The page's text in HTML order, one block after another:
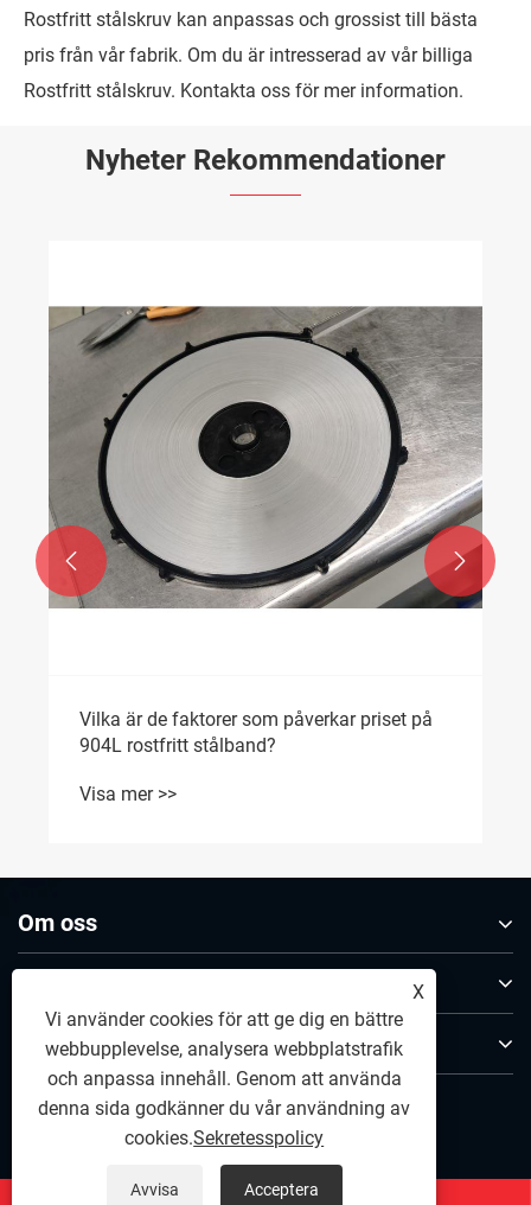
Rostfritt stålskruv kan anpassas och grossist till bästa
pris från vår fabrik. Om du är intresserad av vår billiga
Rostfritt stålskruv. Kontakta oss för mer information.
Nyheter Rekommendationer
Vilka är de faktorer som påverkar priset på
904L rostfritt stålband?
Visa mer >>
 
Om oss
Kontakta oss
FÖLJ OSS
X
Vi använder cookies för att ge dig en bättre
webbupplevelse, analysera webbplatstrafik
och anpassa innehåll. Genom att använda
denna sida godkänner du vår användning av
cookies.Sekretesspolicy
Avvisa Acceptera